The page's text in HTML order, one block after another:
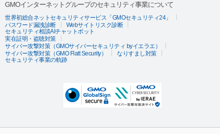
GMOインターネットグループのセキュリティ事業について
世界初総合ネットセキュリティサービス「GMOセキュリティ24」
パスワード漏洩診断
Webサイトリスク診断
セキュリティ相談AIチャットボット
実在証明・盗聴対策
サイバー攻撃対策（GMOサイバーセキュリティ byイエラエ）
サイバー攻撃対策（GMO Flatt Security）
なりすまし対策
セキュリティ事業の軌跡